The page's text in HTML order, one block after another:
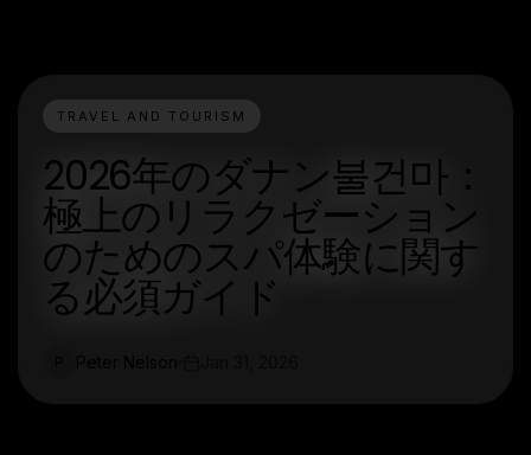
TRAVEL AND TOURISM
2026年のダナン불건마：
極上のリラクゼーション
のためのスパ体験に関す
る必須ガイド